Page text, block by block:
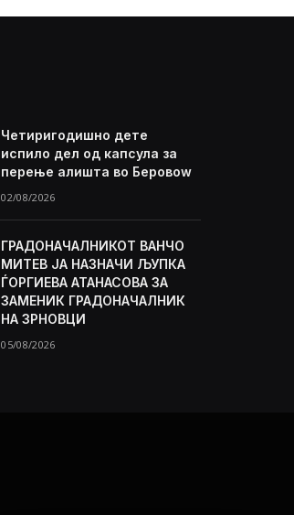
Четиригодишно дете
испило дел од капсула за
перење алишта во Беровоw
02/08/2026
ГРАДОНАЧАЛНИКОТ ВАНЧО
МИТЕВ ЈА НАЗНАЧИ ЉУПКА
ЃОРГИЕВА АТАНАСОВА ЗА
ЗАМЕНИК ГРАДОНАЧАЛНИК
НА ЗРНОВЦИ
05/08/2026